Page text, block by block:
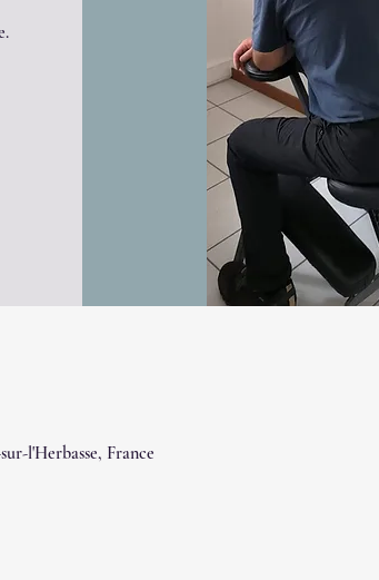
l'Herbasse, France